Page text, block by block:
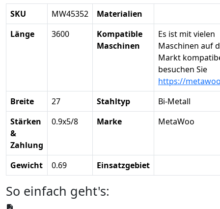
SKU MW45352
Materialien
Länge
3600
Kompatible
Maschinen
Es ist mit vielen
Maschinen auf
Markt
besuchen Sie
https://
Breite
27 Stahltyp
Bi-Metall
Stärken
&
Zahlung
0.9x5/8 Marke MetaWoo
Gewicht 0.69 Einsatzgebiet
So einfach geht's: